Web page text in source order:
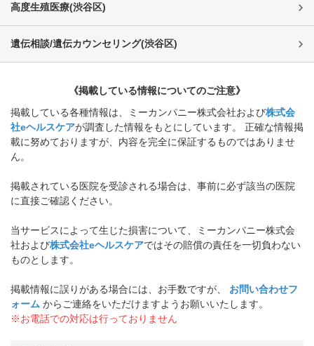
高度生殖医療(渋谷区)
遺伝相談/遺伝カウンセリング(渋谷区)
《掲載している情報についてのご注意》
掲載している各種情報は、ミーカンパニー株式会社および株式会
社eヘルスケアが調査した情報をもとにしています。 正確な情報掲
載に努めておりますが、内容を完全に保証するものではありませ
ん。
掲載されている医院を受診される場合は、事前に必ず該当の医院
に直接ご確認ください。
当サービスによって生じた損害について、ミーカンパニー株式会
社および株式会社eヘルスケアではその賠償の責任を一切負わない
ものとします。
掲載情報に誤りがある場合には、お手数ですが、
お問い合わせフ
ォーム からご連絡をいただけますようお願いいたします。
※お電話での対応は行っておりません